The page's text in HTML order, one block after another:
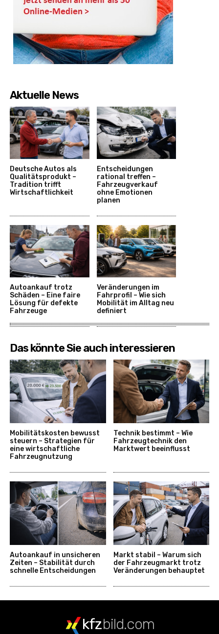
Aktuelle News
Deutsche Autos als
Qualitätsprodukt –
Tradition trifft
Wirtschaftlichkeit
Entscheidungen
rational treffen –
Fahrzeugverkauf
ohne Emotionen
planen
Autoankauf trotz
Schäden – Eine faire
Lösung für defekte
Fahrzeuge
Veränderungen im
Fahrprofil – Wie sich
Mobilität im Alltag neu
definiert
Das könnte Sie auch interessieren
Mobilitätskosten bewusst
steuern – Strategien für
eine wirtschaftliche
Fahrzeugnutzung
Technik bestimmt – Wie
Fahrzeugtechnik den
Marktwert beeinflusst
Autoankauf in unsicheren
Zeiten – Stabilität durch
schnelle Entscheidungen
Markt stabil – Warum sich
der Fahrzeugmarkt trotz
Veränderungen behauptet
kfzbild.com